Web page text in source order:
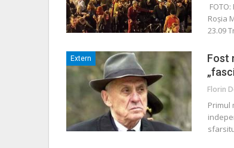
Roşia
23.09
Extern
Fost
Florin
Primul